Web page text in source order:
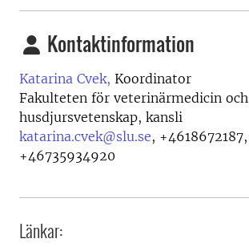
Kontaktinformation
Katarina Cvek, Koordinator
Fakulteten för veterinärmedicin och
husdjursvetenskap, kansli
katarina.cvek@slu.se, +4618672187,
+46735934920
Länkar: